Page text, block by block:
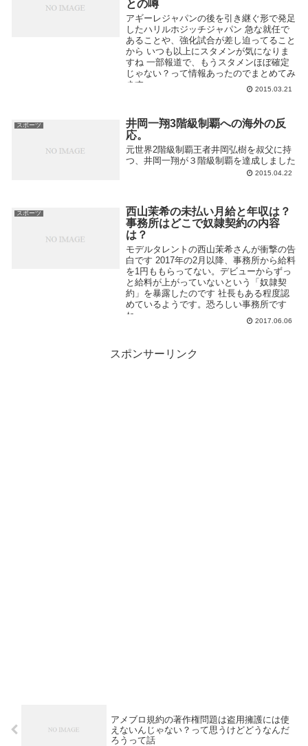
との噂
アギーレジャパンの後を引き継ぐ形で発足
したハリルホジッチジャパン 急な就任で
あることや、強化試合が差し迫ってること
から いつも以上にスタメンが気になりま
すね 一部報道で、もうスタメンほぼ確定
じゃない？って情報あったのでまとめてみ
ます
2015.03.21
スポーツ
井岡一翔3階級制覇への海外の反
応。
元世界2階級制覇王者井岡弘樹を叔父に持
つ、井岡一翔が３階級制覇を達成しました
2015.04.22
スポーツ
西山茉希の未払い月給と年収は？
事務所はどこで奴隷契約の内容
は？
モデルタレントの西山茉希さんが衝撃の告
白です 2017年の2月以降、事務所から給料
を1円ももらってない。デビューからずっ
と給料が上がっていないという「奴隷契
約」を暴露したのです 社長もある程度認
めているようです。恐ろしい事務所です
ね...
2017.06.06
スポンサーリンク
アメブロ規約の著作権問題は盗用擁護には使
えないんじゃない？って思うけどどうなんだ
ろうって話